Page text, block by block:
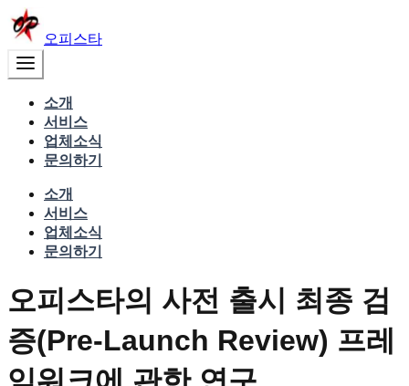
오피스타
소개
서비스
업체소식
문의하기
소개
서비스
업체소식
문의하기
오피스타의 사전 출시 최종 검
증(Pre-Launch Review) 프레